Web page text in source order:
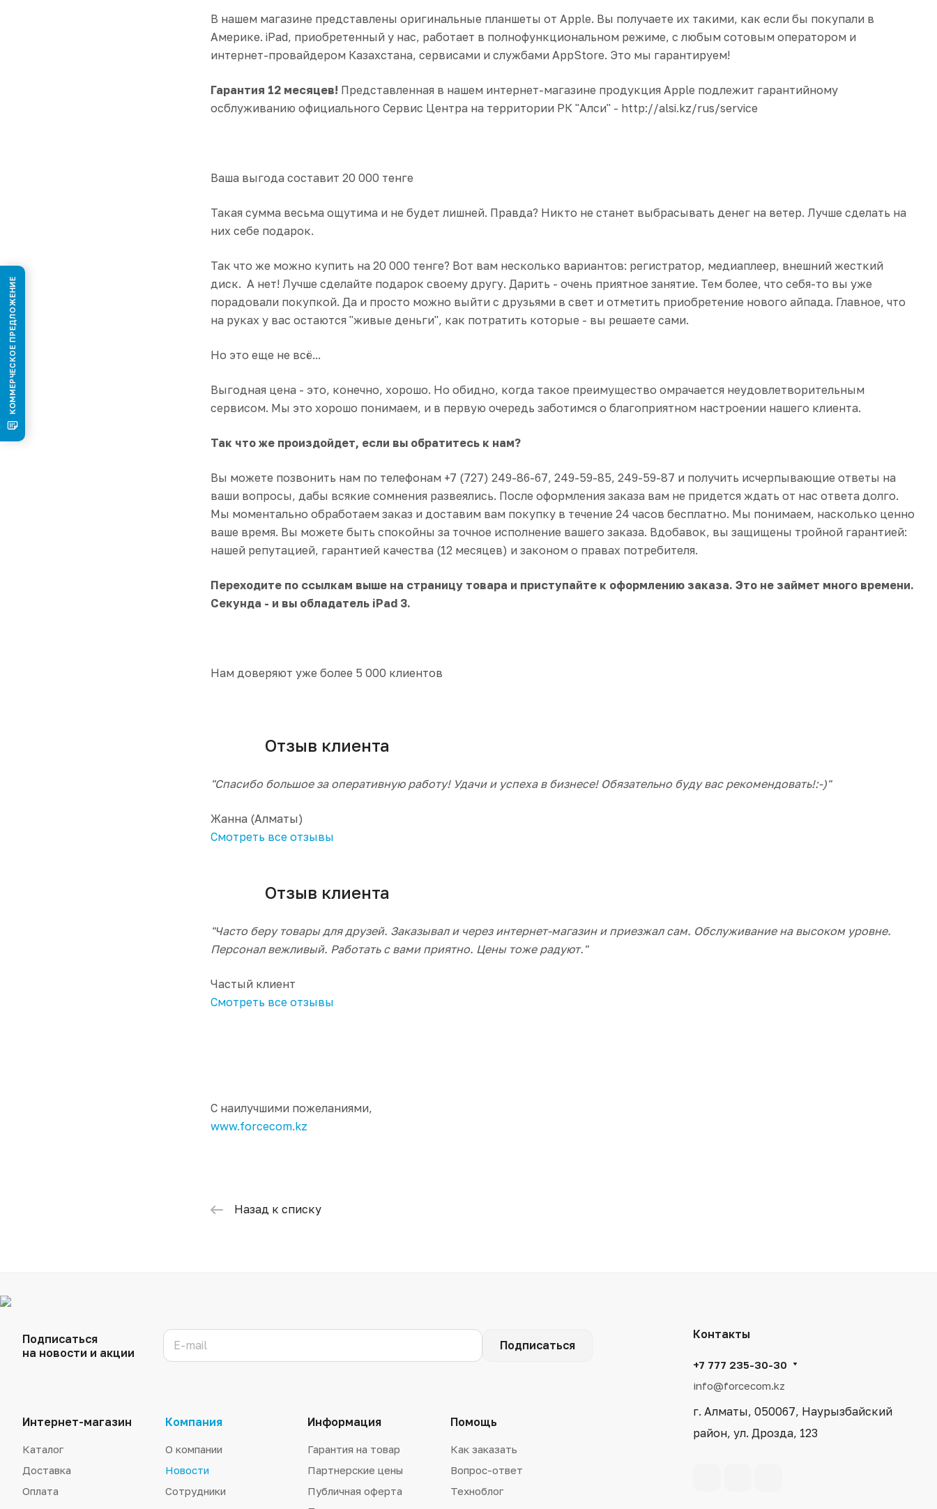
В нашем магазине представлены оригинальные планшеты от Apple. Вы получаете их такими, как если бы покупали в
Америке. iPad, приобретенный у нас, работает в полнофункциональном режиме, с любым сотовым оператором и
интернет-провайдером Казахстана, сервисами и службами AppStore. Это мы гарантируем!
Гарантия 12 месяцев! Представленная в нашем интернет-магазине продукция Apple подлежит гарантийному
осблуживанию официального Сервис Центра на территории РК "Алси" - http://alsi.kz/rus/service
Ваша выгода составит 20 000 тенге
Такая сумма весьма ощутима и не будет лишней. Правда? Никто не станет выбрасывать денег на ветер. Лучше сделать на
них себе подарок.
Так что же можно купить на 20 000 тенге? Вот вам несколько вариантов: регистратор, медиаплеер, внешний жесткий
диск. А нет! Лучше сделайте подарок своему другу. Дарить - очень приятное занятие. Тем более, что себя-то вы уже
порадовали покупкой. Да и просто можно выйти с друзьями в свет и отметить приобретение нового айпада. Главное, что
на руках у вас остаются "живые деньги", как потратить которые - вы решаете сами.
Но это еще не всё...
Выгодная цена - это, конечно, хорошо. Но обидно, когда такое преимущество омрачается неудовлетворительным
сервисом. Мы это хорошо понимаем, и в первую очередь заботимся о благоприятном настроении нашего клиента.
Так что же произдойдет, если вы обратитесь к нам?
Вы можете позвонить нам по телефонам +7 (727) 249-86-67, 249-59-85, 249-59-87 и получить исчерпывающие ответы на
ваши вопросы, дабы всякие сомнения развеялись. После оформления заказа вам не придется ждать от нас ответа долго.
Мы моментально обработаем заказ и доставим вам покупку в течение 24 часов бесплатно. Мы понимаем, насколько ценно
ваше время. Вы можете быть спокойны за точное исполнение вашего заказа. Вдобавок, вы защищены тройной гарантией:
нашей репутацией, гарантией качества (12 месяцев) и законом о правах потребителя.
Переходите по ссылкам выше на страницу товара и приступайте к оформлению заказа. Это не займет много времени.
Секунда - и вы обладатель iPad 3.
Нам доверяют уже более 5 000 клиентов
Отзыв клиента
"Спасибо большое за оперативную работу! Удачи и успеха в бизнесе! Обязательно буду вас рекомендовать!:-)"
Жанна (Алматы)
Смотреть все отзывы
Отзыв клиента
"Часто беру товары для друзей. Заказывал и через интернет-магазин и приезжал сам. Обслуживание на высоком уровне.
Персонал вежливый. Работать с вами приятно. Цены тоже радуют."
Частый клиент
Смотреть все отзывы
C наилучшими пожеланиями,
www.forcecom.kz
Назад к списку
Подписаться
на новости и акции
Подписаться
Интернет-магазин
Каталог
Доставка
Оплата
Компания
О компании
Новости
Сотрудники
Информация
Гарантия на товар
Партнерские цены
Публичная оферта
Помощь
Как заказать
Вопрос-ответ
Техноблог
Контакты
+7 777 235-30-30
info@forcecom.kz
г. Алматы, 050067, Наурызбайский
район, ул. Дрозда, 123
КОММЕРЧЕСКОЕ ПРЕДЛОЖЕНИЕ